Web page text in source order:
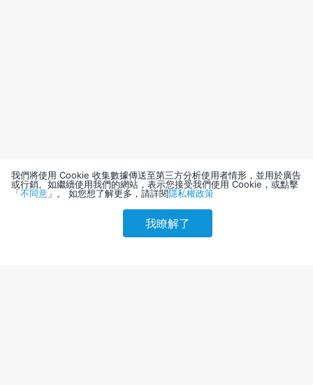
請選擇其他入住日
我們將使用 Cookie 收集數據傳送至第三方分析使用者情形，並用於廣告
或行銷。如繼續使用我們的網站，表示您接受我們使用 Cookie，或點擊
「不同意 」。 如您想了解更多，請詳閱隱私權政策
我瞭解了